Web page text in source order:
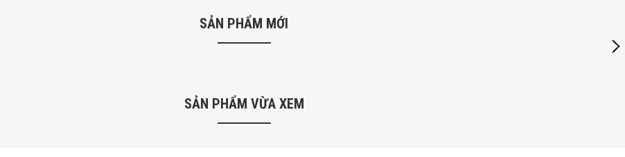
SẢN PHẨM MỚI
SẢN PHẨM VỪA XEM